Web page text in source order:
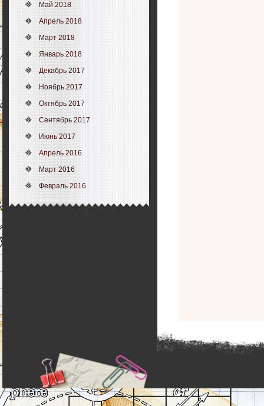
Май 2018
Апрель 2018
Март 2018
Январь 2018
Декабрь 2017
Ноябрь 2017
Октябрь 2017
Сентябрь 2017
Июнь 2017
Апрель 2016
Март 2016
Февраль 2016